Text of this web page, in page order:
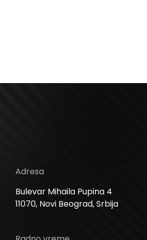
Adresa
Bulevar Mihaila Pupina 4
11070, Novi Beograd, Srbija